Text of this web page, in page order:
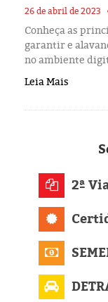
26 de abril de 2023
Conheça as
garantir e
no ambiente
Leia Mais
2ª